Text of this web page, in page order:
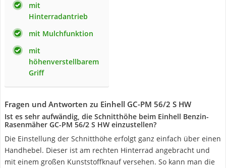
mit
Hinterradantrieb
mit Mulchfunktion
mit
höhenverstellbarem
Griff
Fragen und Antworten zu Einhell GC-PM 56/2 S HW
Ist es sehr aufwändig, die Schnitthöhe beim Einhell Benzin-
Rasenmäher GC-PM 56/2 S HW einzustellen?
Die Einstellung der Schnitthöhe erfolgt ganz einfach über einen
Handhebel. Dieser ist am rechten Hinterrad angebracht und
mit einem großen Kunststoffknauf versehen. So kann man die